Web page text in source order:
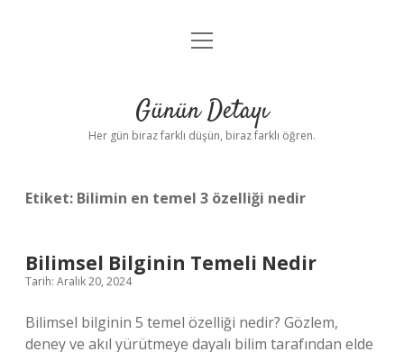
Anasayfa
Yasal Uyarı
menüyü
Günün Detayı
Her gün biraz farklı düşün, biraz farklı öğren.
Etiket: Bilimin en temel 3 özelliği nedir
Bilimsel Bilginin Temeli Nedir
Tarih: Aralık 20, 2024
Bilimsel bilginin 5 temel özelliği nedir? Gözlem,
deney ve akıl yürütmeye dayalı bilim tarafından elde